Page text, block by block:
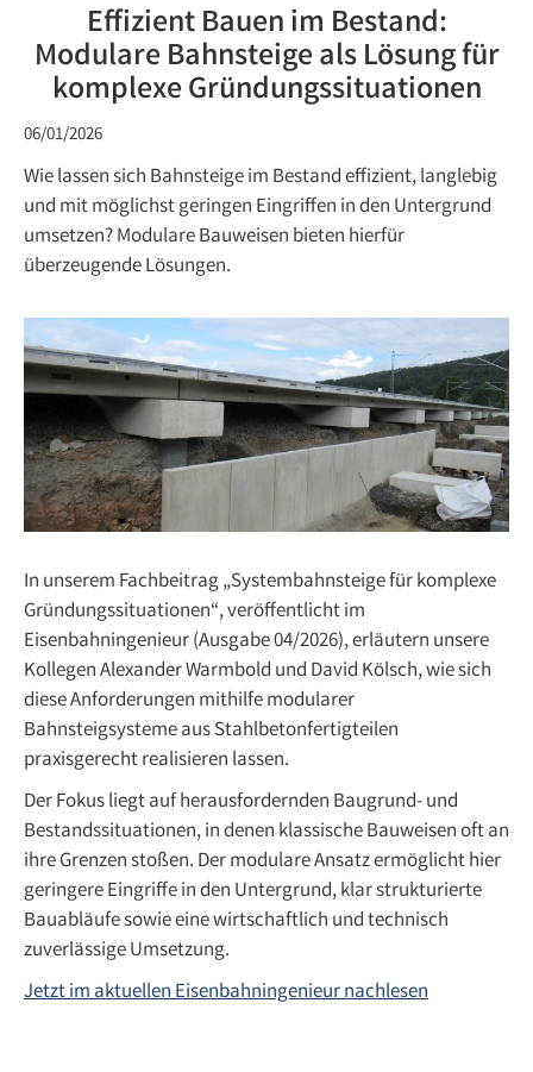
Effizient Bauen im Bestand:
Modulare Bahnsteige als Lösung für
komplexe Gründungssituationen
06/01/2026
Wie lassen sich Bahnsteige im Bestand effizient, langlebig
und mit möglichst geringen Eingriffen in den Untergrund
umsetzen? Modulare Bauweisen bieten hierfür
überzeugende Lösungen.
In unserem Fachbeitrag „Systembahnsteige für komplexe
Gründungssituationen“, veröffentlicht im
Eisenbahningenieur (Ausgabe 04/2026), erläutern unsere
Kollegen Alexander Warmbold und David Kölsch, wie sich
diese Anforderungen mithilfe modularer
Bahnsteigsysteme aus Stahlbetonfertigteilen
praxisgerecht realisieren lassen.
Der Fokus liegt auf herausfordernden Baugrund- und
Bestandssituationen, in denen klassische Bauweisen oft an
ihre Grenzen stoßen. Der modulare Ansatz ermöglicht hier
geringere Eingriffe in den Untergrund, klar strukturierte
Bauabläufe sowie eine wirtschaftlich und technisch
zuverlässige Umsetzung.
Jetzt im aktuellen Eisenbahningenieur nachlesen